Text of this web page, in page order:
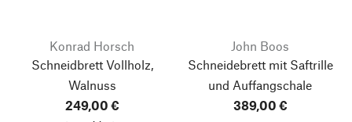
Konrad Horsch
Schneidbrett Vollholz,
Walnuss
249,00 €
John Boos
Schneidebrett mit Saftrille
und Auffangschale
389,00 €